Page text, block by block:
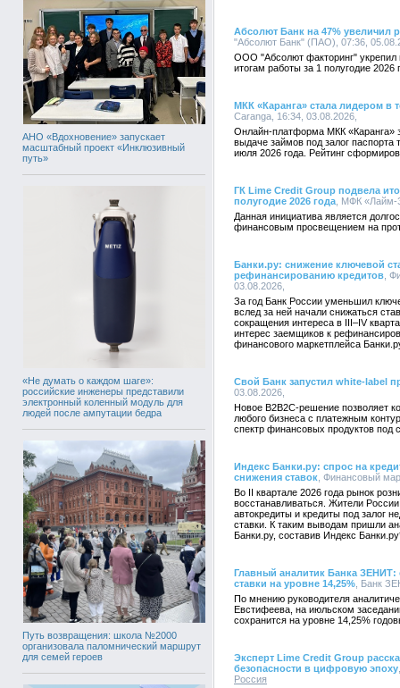
АНО «Вдохновение» запускает
масштабный проект «Инклюзивный
путь»
«Не думать о каждом шаге»:
российские инженеры представили
электронный коленный модуль для
людей после ампутации бедра
Путь возвращения: школа №2000
организовала паломнический маршрут
для семей героев
Абсолют Банк на 47% увеличил
"Абсолют Банк" (ПАО), 07:36,
ООО "Абсолют факторинг" укрепил
итогам работы за 1 полугодие 2026
МКК «Каранга» стала лидером в
Caranga, 16:34, 03.08.2026,
Онлайн-платформа МКК «Каранга»
выдаче займов под залог паспорта
июля 2026 года. Рейтинг
ГК Lime Credit Group подвела
полугодие 2026 года , МФК
Данная инициатива является
финансовым просвещением на
Банки.ру: снижение ключевой
рефинансированию кредитов ,
03.08.2026,
За год Банк России уменьшил
вслед за ней начали снижаться
сокращения интереса в III–IV
интерес заемщиков к
финансового маркетплейса
Свой Банк запустил white-label
03.08.2026,
Новое B2B2C-решение позволяет
любого бизнеса с платежным
спектр финансовых продуктов под
Индекс Банки.ру: спрос на
снижения ставок , Финансовый
Во II квартале 2026 года рынок
восстанавливаться. Жители
автокредиты и кредиты под залог
ставки. К таким выводам пришли
Банки.ру, составив Индекс
Главный аналитик Банка
ставки на уровне 14,25% , Банк
По мнению руководителя
Евстифеева, на июльском
сохранится на уровне 14,25%
Эксперт Lime Credit Group
безопасности в цифровую эпоху
Россия